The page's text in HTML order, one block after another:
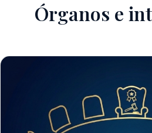
Órganos e